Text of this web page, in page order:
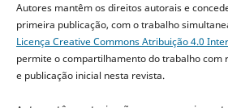
Autores mantêm os direitos autorais e
primeira publicação, com o trabalho
Licença Creative Commons Atribuição 4.0
permite o compartilhamento do trabalho com
e publicação inicial nesta revista.